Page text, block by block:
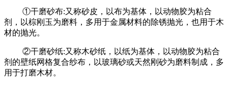
①干磨砂布:又称砂皮，以布为基体，以动物胶为粘合
剂，以棕刚玉为磨料，多用于金属材料的除锈抛光，也用于木
材的抛光。
②干磨砂纸:又称木砂纸，以纸为基体，以动物胶为粘合
剂的壁纸网格复合纱布，以玻璃砂或天然刚砂为磨料制成，多
用于打磨木材。